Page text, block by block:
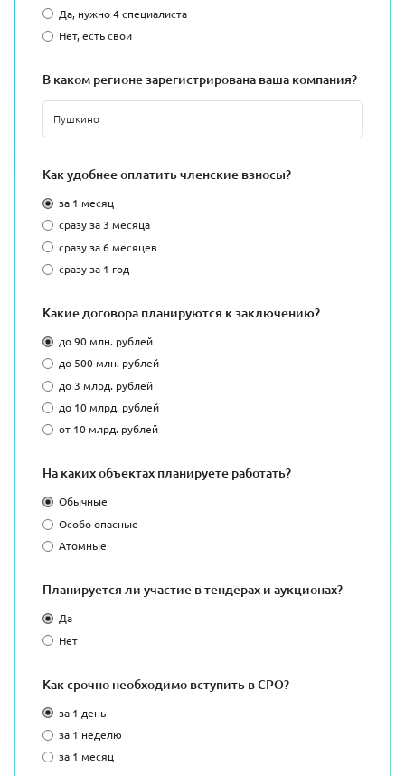
Да, нужно 4 специалиста
Нет, есть свои
В каком регионе зарегистрирована ваша компания?
Как удобнее оплатить членские взносы?
за 1 месяц
сразу за 3 месяца
сразу за 6 месяцев
сразу за 1 год
Какие договора планируются к заключению?
до 90 млн. рублей
до 500 млн. рублей
до 3 млрд. рублей
до 10 млрд. рублей
от 10 млрд. рублей
На каких объектах планируете работать?
Обычные
Особо опасные
Атомные
Планируется ли участие в тендерах и аукционах?
Да
Нет
Как срочно необходимо вступить в СРО?
за 1 день
за 1 неделю
за 1 месяц